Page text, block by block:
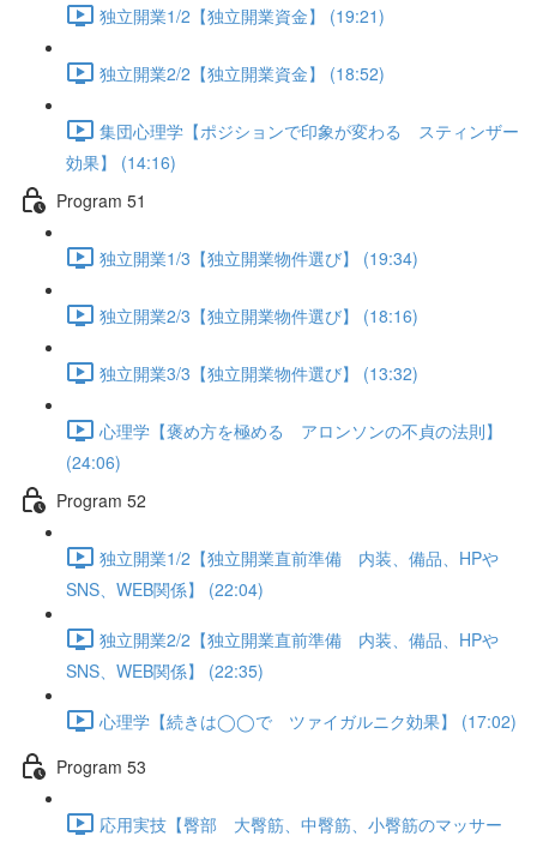
独立開業1/2【独立開業資金】 (19:21)
独立開業2/2【独立開業資金】 (18:52)
集団心理学【ポジションで印象が変わる スティンザー
効果】 (14:16)
Program 51
独立開業1/3【独立開業物件選び】 (19:34)
独立開業2/3【独立開業物件選び】 (18:16)
独立開業3/3【独立開業物件選び】 (13:32)
心理学【褒め方を極める アロンソンの不貞の法則】
(24:06)
Program 52
独立開業1/2【独立開業直前準備 内装、備品、HPや
SNS、WEB関係】 (22:04)
独立開業2/2【独立開業直前準備 内装、備品、HPや
SNS、WEB関係】 (22:35)
心理学【続きは◯◯で ツァイガルニク効果】 (17:02)
Program 53
応用実技【臀部 大臀筋、中臀筋、小臀筋のマッサー